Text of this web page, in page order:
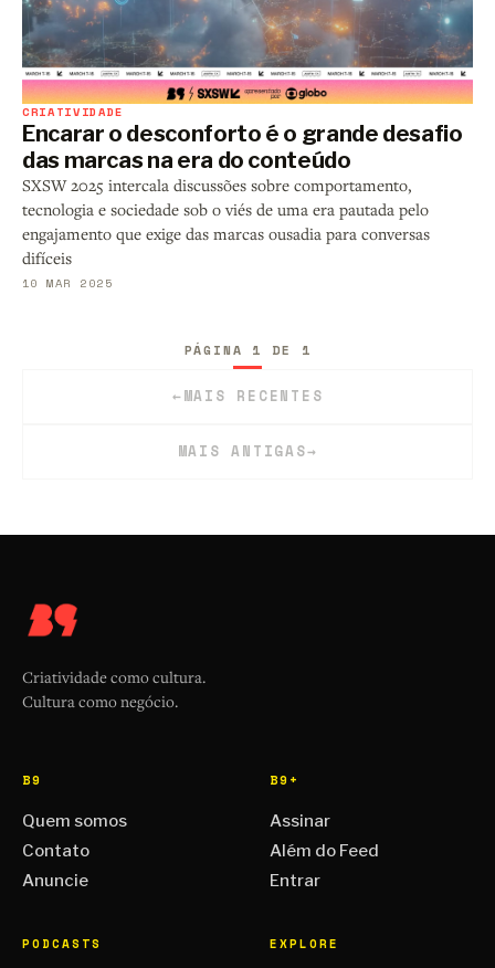
CRIATIVIDADE
Encarar o desconforto é o grande desafio
das marcas na era do conteúdo
SXSW 2025 intercala discussões sobre comportamento,
tecnologia e sociedade sob o viés de uma era pautada pelo
engajamento que exige das marcas ousadia para conversas
difíceis
10 MAR 2025
←MAIS RECENTES
PÁGINA 1 DE 1
MAIS ANTIGAS→
Criatividade como cultura.
Cultura como negócio.
B9
Quem somos
Contato
Anuncie
B9+
Assinar
Além do Feed
Entrar
PODCASTS EXPLORE